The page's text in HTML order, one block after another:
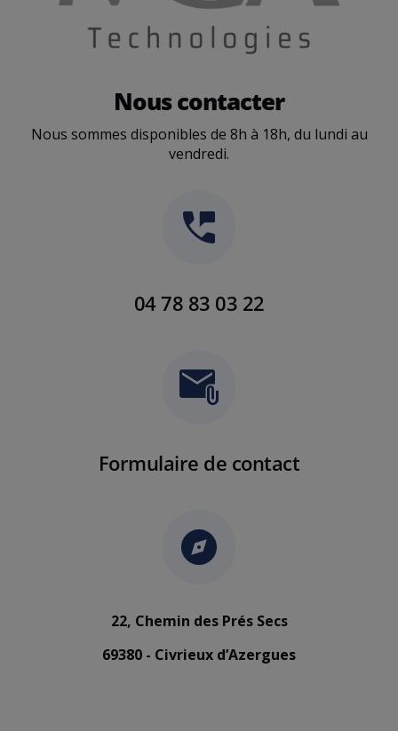
Nous contacter
Nous sommes disponibles de 8h à 18h, du lundi au
vendredi.
04 78 83 03 22
Formulaire de contact
22, Chemin des Prés Secs
69380 - Civrieux d’Azergues